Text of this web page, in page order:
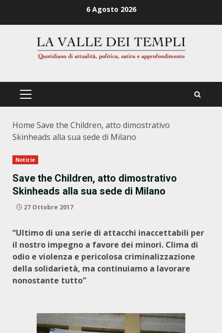
6 Agosto 2026
PRIMÄRES
Home Save the Children, atto dimostrativo
Skinheads alla sua sede di Milano
Notizie
Save the Children, atto dimostrativo
Skinheads alla sua sede di Milano
27 Ottobre 2017
“Ultimo di una serie di attacchi inaccettabili per
il nostro impegno a favore dei minori. Clima di
odio e violenza e pericolosa criminalizzazione
della solidarietà, ma continuiamo a lavorare
nonostante tutto”